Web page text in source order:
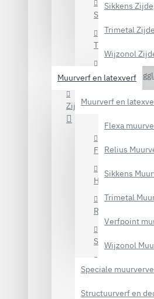
Sikkens
Trimetal
Wijzonol
Muurverf en latexverf
Muurverf en
Flexa
Relius
Sikkens
Trimetal
Verfpoint
Wijzonol
Speciale
Structuurverf en
Sikkens
Trimetal
Wijzonol
Zijdeglans verf voor
Flexa Zijdeglans
Herfst & Helder
Relius Zijdeglans
Sikkens
Trimetal